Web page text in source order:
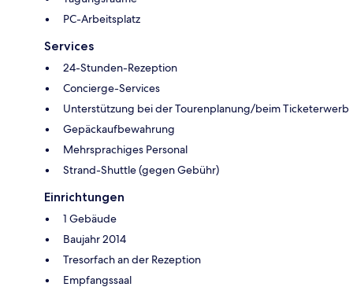
PC-Arbeitsplatz
Services
24-Stunden-Rezeption
Concierge-Services
Unterstützung bei der Tourenplanung/beim Ticketerwerb
Gepäckaufbewahrung
Mehrsprachiges Personal
Strand-Shuttle (gegen Gebühr)
Einrichtungen
1 Gebäude
Baujahr 2014
Tresorfach an der Rezeption
Empfangssaal